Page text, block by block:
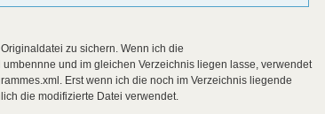
zu sichern. Wenn ich die
und im gleichen Verzeichnis liegen lasse, verwendet
Erst wenn ich die noch im Verzeichnis liegende
die modifizierte Datei verwendet.